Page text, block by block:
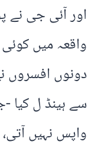
اور آئی جی
واقعہ میں
دونوں افسروں
سے ہینڈ ل کیا
واپس نہیں